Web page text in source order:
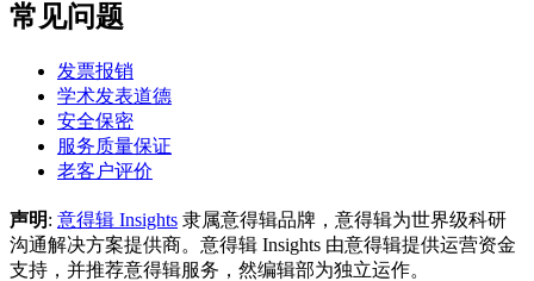
常见问题
发票报销
学术发表道德
安全保密
服务质量保证
老客户评价
声明: 意得辑 Insights 隶属意得辑品牌，意得辑为世界级科研
沟通解决方案提供商。意得辑 Insights 由意得辑提供运营资金
支持，并推荐意得辑服务，然编辑部为独立运作。